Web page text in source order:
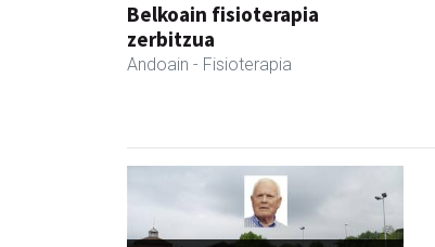
Belkoain fisioterapia
zerbitzua
Andoain - Fisioterapia